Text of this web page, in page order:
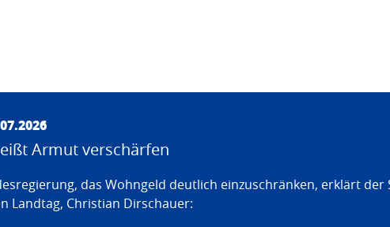
Armut verschärfen
das Wohngeld deutlich einzuschränken, erklärt der
Landtag, Christian Dirschauer: